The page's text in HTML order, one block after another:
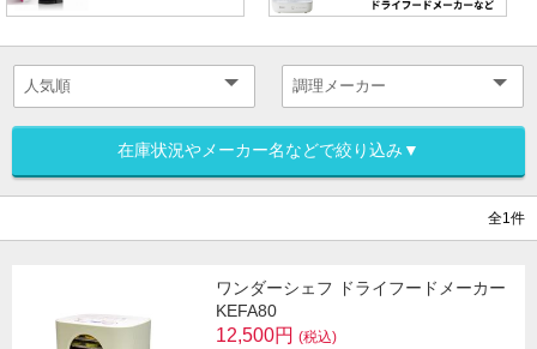
在庫状況やメーカー名などで絞り込み▼
全1件
ワンダーシェフ ドライフードメーカー
KEFA80
12,500円 (税込)